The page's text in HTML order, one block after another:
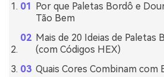
Por que Paletas Bordô e
Tão Bem
Mais de 20 Ideias de Paletas
(com Códigos HEX)
Quais Cores Combinam com